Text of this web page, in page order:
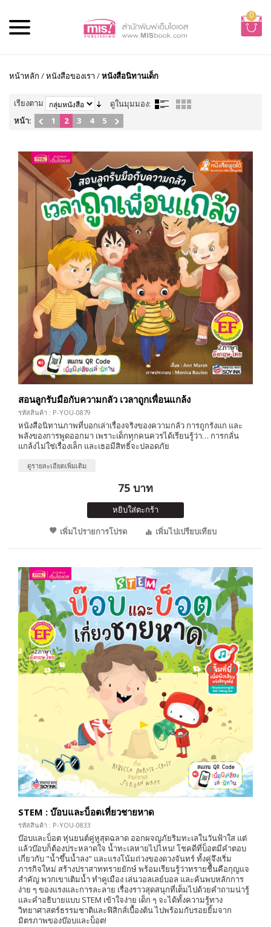
0
หน้าหลัก /หนังสือของเรา /หนังสือนิทานเด็ก
เรียงตาม
ดูในมุมมอง:
หน้า:
1 2 3 4 5
สอนลูกรับมือกับความกลัว เวลาถูกเพื่อนแกล้ง
รหัสสินค้า : P-YOU-0879
หนังสือนิทานภาพที่บอกเล่าเรื่องจริงของความกลัว การถูกรังแก และ
พลังของการพูดออกมา เพราะเด็กทุกคนควรได้เรียนรู้ว่า… การกลั่น
แกล้งไม่ใช่เรื่องเล็ก และเธอมีสิทธิ์จะปลอดภัย
ดูรายละเอียดเพิ่มเติม
75 บาท
หยิบใส่ตะกร้า
เพิ่มไปรายการโปรด
เพิ่มไปเปรียบเทียบ
STEM : บ๊อบและบ็อตเที่ยวชายหาด
รหัสสินค้า : P-YOU-0833
บ๊อบและบ็อต หุ่นยนต์คู่หูสุดฉลาด ออกผจญภัยริมทะเลในวันฟ้าใส แต่
แล้วบ๊อบก็ต้องประหลาดใจ น้ำทะเลหายไปไหน! โชคดีที่บ็อตมีคำตอบ
เกี่ยวกับ "น้ำขึ้นน้ำลง" และแรงโน้มถ่วงของดวงจันทร์ ทั้งคู่จึงเริ่ม
ภารกิจใหม่ สร้างปราสาททรายยักษ์ พร้อมเรียนรู้ว่าทรายชื้นคือกุญแจ
สำคัญ พวกเขาเติมน้ำ ทำคูเมือง เล่นวอลเลย์บอล และค้นพบหลักการ
ง่าย ๆ ของแรงและการละลาย เรื่องราวสุดสนุกที่เต็มไปด้วยคำถามน่ารู้
และคำอธิบายแบบ STEM เข้าใจง่าย เด็ก ๆ จะได้ทั้งความรู้ทาง
วิทยาศาสตร์ธรรมชาติและฟิสิกส์เบื้องต้น ไปพร้อมกับรอยยิ้มจาก
มิตรภาพของบ๊อบและบ็อต!